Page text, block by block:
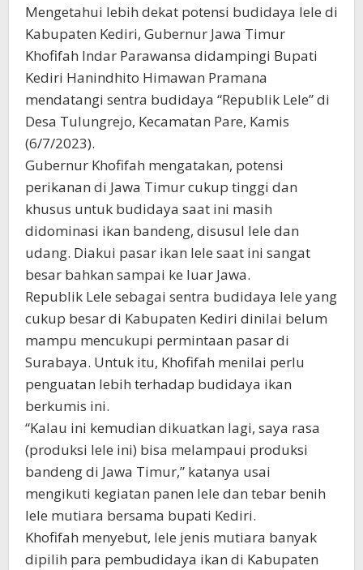
Mengetahui lebih dekat potensi budidaya lele di
Kabupaten Kediri, Gubernur Jawa Timur
Khofifah Indar Parawansa didampingi Bupati
Kediri Hanindhito Himawan Pramana
mendatangi sentra budidaya “Republik Lele” di
Desa Tulungrejo, Kecamatan Pare, Kamis
(6/7/2023).
Gubernur Khofifah mengatakan, potensi
perikanan di Jawa Timur cukup tinggi dan
khusus untuk budidaya saat ini masih
didominasi ikan bandeng, disusul lele dan
udang. Diakui pasar ikan lele saat ini sangat
besar bahkan sampai ke luar Jawa.
Republik Lele sebagai sentra budidaya lele yang
cukup besar di Kabupaten Kediri dinilai belum
mampu mencukupi permintaan pasar di
Surabaya. Untuk itu, Khofifah menilai perlu
penguatan lebih terhadap budidaya ikan
berkumis ini.
“Kalau ini kemudian dikuatkan lagi, saya rasa
(produksi lele ini) bisa melampaui produksi
bandeng di Jawa Timur,” katanya usai
mengikuti kegiatan panen lele dan tebar benih
lele mutiara bersama bupati Kediri.
Khofifah menyebut, lele jenis mutiara banyak
dipilih para pembudidaya ikan di Kabupaten